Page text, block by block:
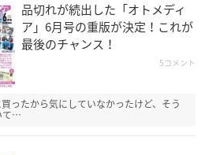
品切れが続出した「オトメディ
ア」6月号の重版が決定！これが
最後のチャンス！
5コメント
ったから気にしていなかったけど、そう
て…